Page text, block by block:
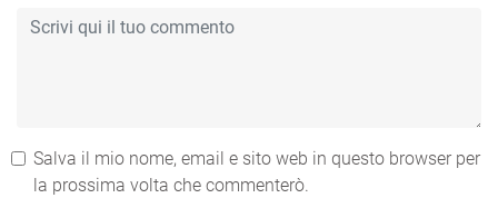
Salva il mio nome, email e sito web in questo browser per
la prossima volta che commenterò.